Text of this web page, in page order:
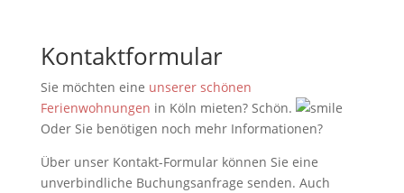
Kontaktformular
Sie möchten eine unserer schönen
Ferienwohnungen in Köln mieten? Schön.
Oder Sie benötigen noch mehr Informationen?
Über unser Kontakt-Formular können Sie eine
unverbindliche Buchungsanfrage senden. Auch